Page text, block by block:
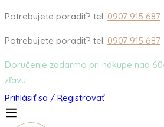
Potrebujete poradiť? tel: 0907 915 687
Potrebujete poradiť? tel: 0907 915 687
Doručenie zadarmo pri nákupe nad
zľavu.
Prihlásiť sa / Registrovať